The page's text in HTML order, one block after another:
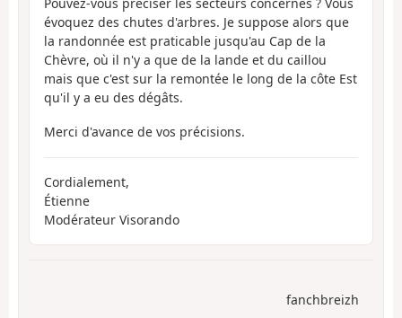
évoquez des chutes d'arbres. Je suppose alors que
la randonnée est praticable jusqu'au Cap de la
Chèvre, où il n'y a que de la lande et du caillou
mais que c'est sur la remontée le long de la côte Est
qu'il y a eu des dégâts.
Merci d'avance de vos précisions.
Cordialement,
Étienne
Modérateur Visorando
fanchbreizh